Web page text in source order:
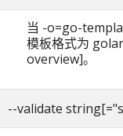
当 -o=go-
模板格式为
overview]。
--validate